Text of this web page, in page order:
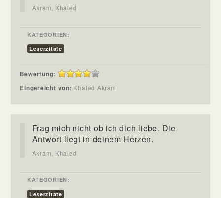
Akram, Khaled
KATEGORIEN:
Leserzitate
Bewertung:
Eingereicht von: Khaled Akram
Frag mich nicht ob ich dich liebe. Die
Antwort liegt in deinem Herzen.
Akram, Khaled
KATEGORIEN:
Leserzitate